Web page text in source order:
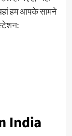
हम आपके सामने
India